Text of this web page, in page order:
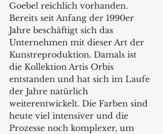
Goebel reichlich vorhanden.
Bereits seit Anfang der 1990er
Jahre beschäftigt sich das
Unternehmen mit dieser Art der
Kunstreproduktion. Damals ist
die Kollektion Artis Orbis
entstanden und hat sich im Laufe
der Jahre natürlich
weiterentwickelt. Die Farben sind
heute viel intensiver und die
Prozesse noch komplexer, um